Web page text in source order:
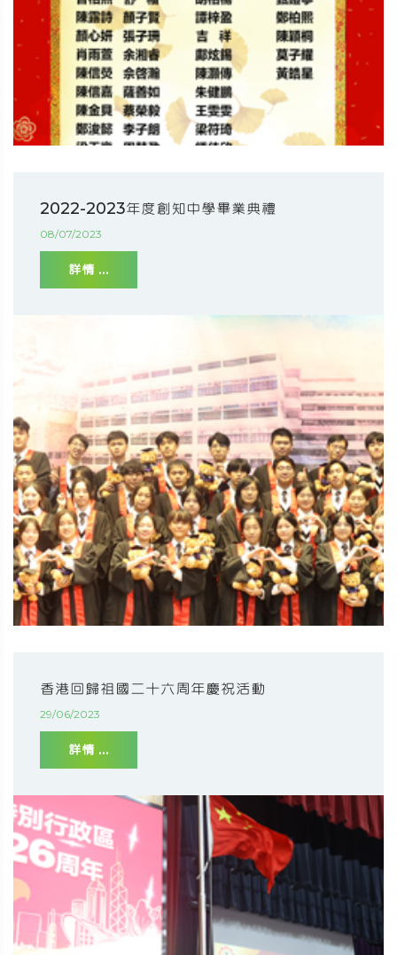
2022-2023年度創知中學畢業典禮
08/07/2023
詳情 ...
香港回歸祖國二十六周年慶祝活動
29/06/2023
詳情 ...